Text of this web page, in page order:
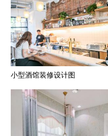
小型酒馆装修设计图